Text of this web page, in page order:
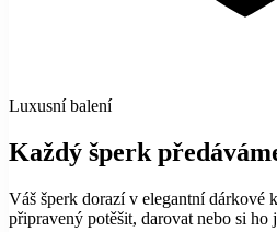
Luxusní balení
Každý šperk
Váš šperk dorazí v elegantní
připravený potěšit, darovat nebo si ho